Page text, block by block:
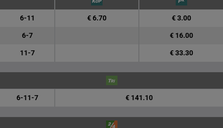
6-11 € 6.70 € 3.00
6-7 € 16.00
11-7 € 33.30
6-11-7 € 141.10